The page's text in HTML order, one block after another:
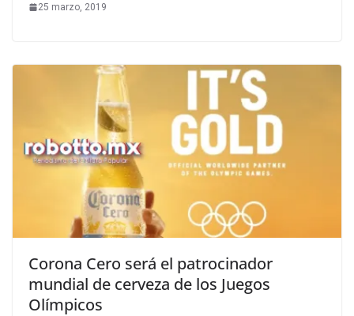
25 marzo, 2019
Corona Cero será el patrocinador
mundial de cerveza de los Juegos
Olímpicos